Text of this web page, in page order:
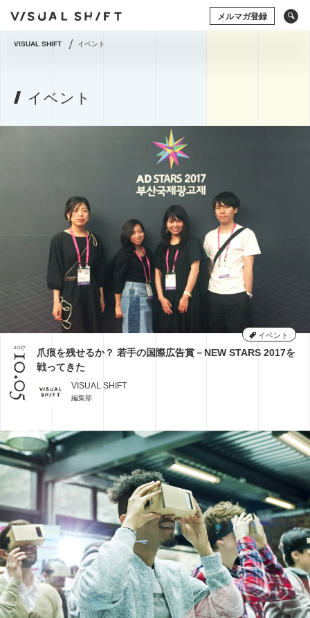
メルマガ登録
タグから検索
アート×ビジネス CG
ストックフォト
アートフォト
ソーシャルメディア
アマナの事例
撮影術
View All Tag
View All Tag
ドローン
動画
イベント
写真の権利
コミュニティマーケティング
コミュニケーションデザイン
地方創生／地域活性
アプリケーション
空間デザイン
Webサイト
プレゼンテーション
企画の立て方
オウンドメディア
Webデザイン
ECサイト
編集・ライティング
用語集
イラスト・マンガ
その他
ミエナイモノを可視化
グラフィックレコーディング
印刷技術
レタッチ
AI
企業のブランディング事例
アイデアのタネ
基礎知識
COVID-19
デザインシンキング
VISUAL SHIFT イベント
イベント
イベント
2017
10.05爪痕を残せるか？ 若手の国際広告賞－NEW STARS 2017を
戦ってきた
VISUAL SHIFT
編集部